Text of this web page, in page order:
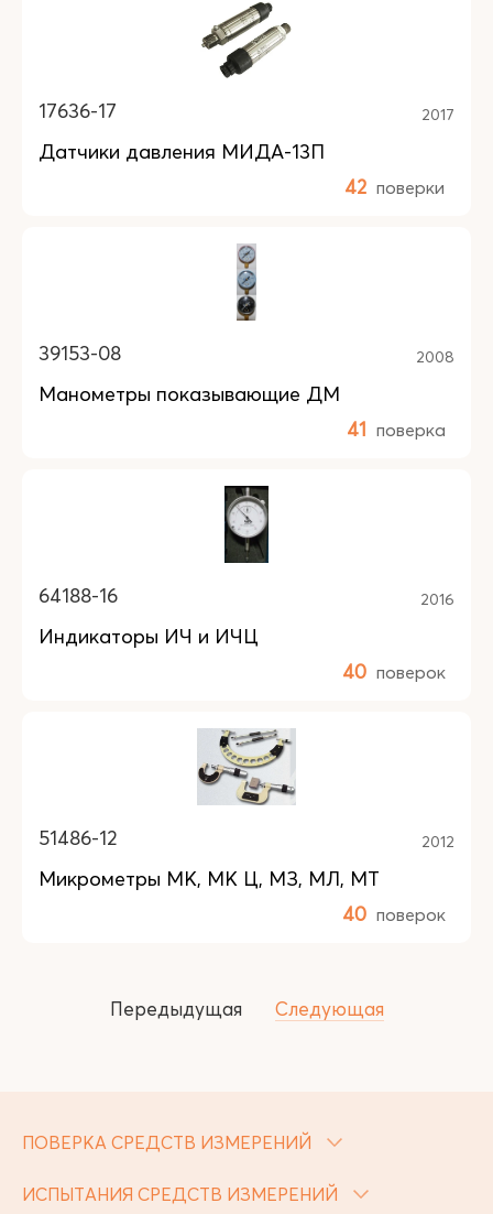
17636-17 2017
Датчики давления МИДА-13П
42 поверки
39153-08 2008
Манометры показывающие ДМ
41 поверка
64188-16 2016
Индикаторы ИЧ и ИЧЦ
40 поверок
51486-12 2012
Микрометры МК, МК Ц, МЗ, МЛ, МТ
40 поверок
Передыдущая Следующая
ПОВЕРКА СРЕДСТВ ИЗМЕРЕНИЙ
ИСПЫТАНИЯ СРЕДСТВ ИЗМЕРЕНИЙ